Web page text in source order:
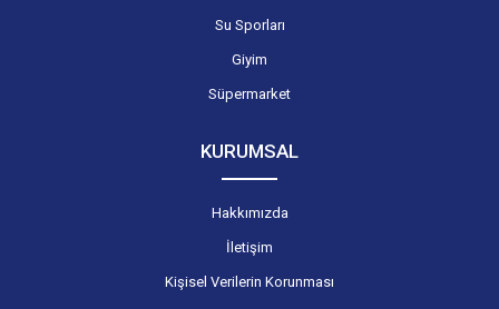
Su Sporları
Giyim
Süpermarket
KURUMSAL
Hakkımızda
İletişim
Kişisel Verilerin Korunması